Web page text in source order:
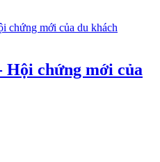
Hội chứng mới của